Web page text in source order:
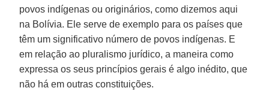
povos indígenas ou originários, como dizemos aqui
na Bolívia. Ele serve de exemplo para os países que
têm um significativo número de povos indígenas. E
em relação ao pluralismo jurídico, a maneira como
expressa os seus princípios gerais é algo inédito, que
não há em outras constituições.